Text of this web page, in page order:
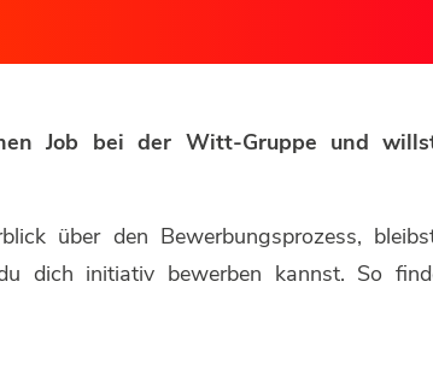
Job bei der Witt-Gruppe und
über den Bewerbungsprozess,
dich initiativ bewerben kannst. So